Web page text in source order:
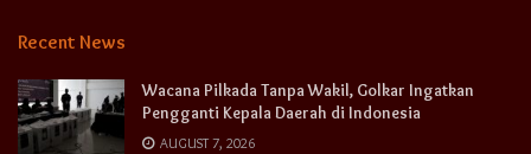
Recent News
Wacana Pilkada Tanpa Wakil, Golkar Ingatkan
Pengganti Kepala Daerah di Indonesia
AUGUST 7, 2026